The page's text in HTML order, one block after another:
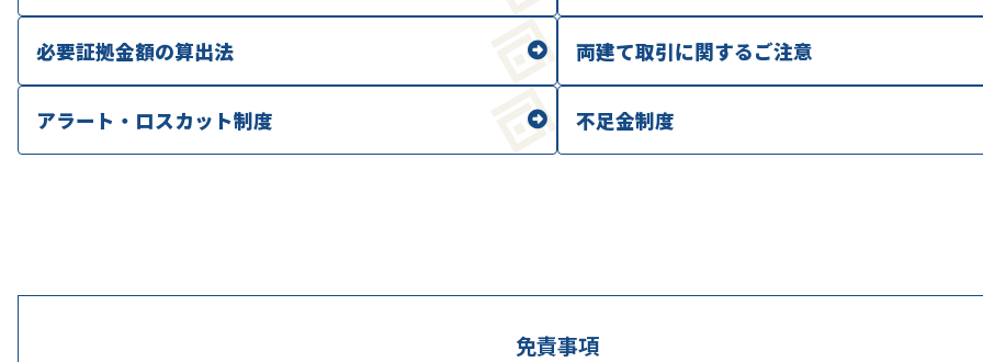
必要証拠金額の算出法 両建て取引に関するご注意
アラート・ロスカット制度 不足金制度
免責事項